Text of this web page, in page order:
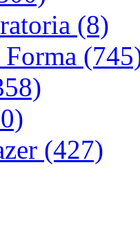
(8)
Forma
(427)